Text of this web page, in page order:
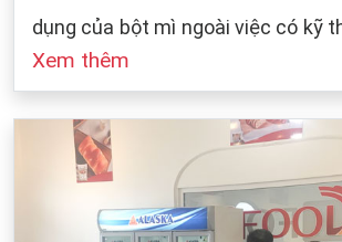
dụng của bột mì ngoài việc có kỹ
đó cũng dựa vào sự bảo quản
cách bảo quản chung cho các loại
Xem thêm